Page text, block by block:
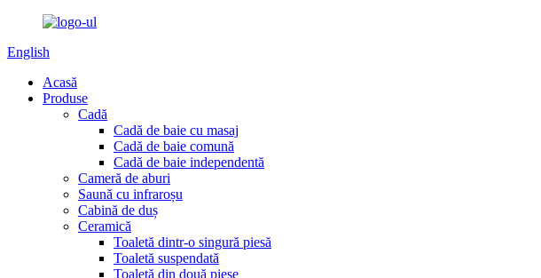
English
Acasă
Produse
Cadă
Cadă de baie cu masaj
Cadă de baie comună
Cadă de baie independentă
Cameră de aburi
Saună cu infraroșu
Cabină de duș
Ceramică
Toaletă dintr-o singură piesă
Toaletă suspendată
Toaletă din două piese